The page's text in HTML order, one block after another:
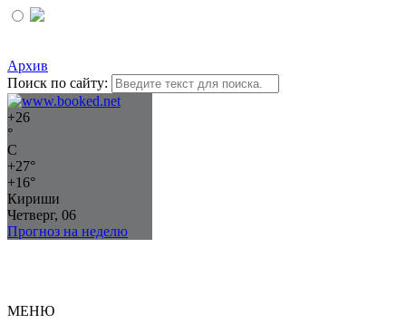
Архив
Поиск по сайту:
+26
°
C
+27°
+16°
Кириши
Четверг, 06
Прогноз на неделю
МЕНЮ